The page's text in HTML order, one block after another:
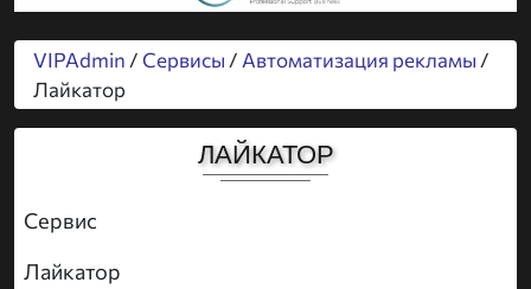
VIPAdmin / Сервисы / Автоматизация рекламы /
Лайкатор
ЛАЙКАТОР
Сервис
Лайкатор